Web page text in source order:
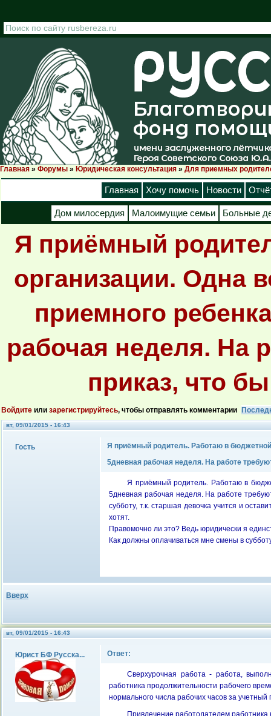
Вы здесь
Главная » Форумы » Юридическая консультация » Для приемных
Главная Хочу помочь Новости
Дом милосердия Малоимущие семьи Больные
Я приёмный
организации. Одна
приемного
рабочая неделя. На
приказ, что
Войдите или зарегистрируйтесь, чтобы отправлять комментарии
вт, 09/01/2015 - 16:43
Гость
Я приёмный родитель. Работаю в
5дневная рабочая неделя. На работе
Я приёмный родитель. Работаю в
5дневная рабочая неделя. На работе
субботу, т.к. старшая девочка учится и
хотят.
Правомочно ли это? Ведь юридически я
Как должны оплачиваться мне смены в
Вверх
вт, 09/01/2015 - 16:43
Юрист БФ Русска... Ответ:
Сверхурочная работа - работа,
работника продолжительности рабочего
нормального числа рабочих часов за учетный
Привлечение работодателем работника